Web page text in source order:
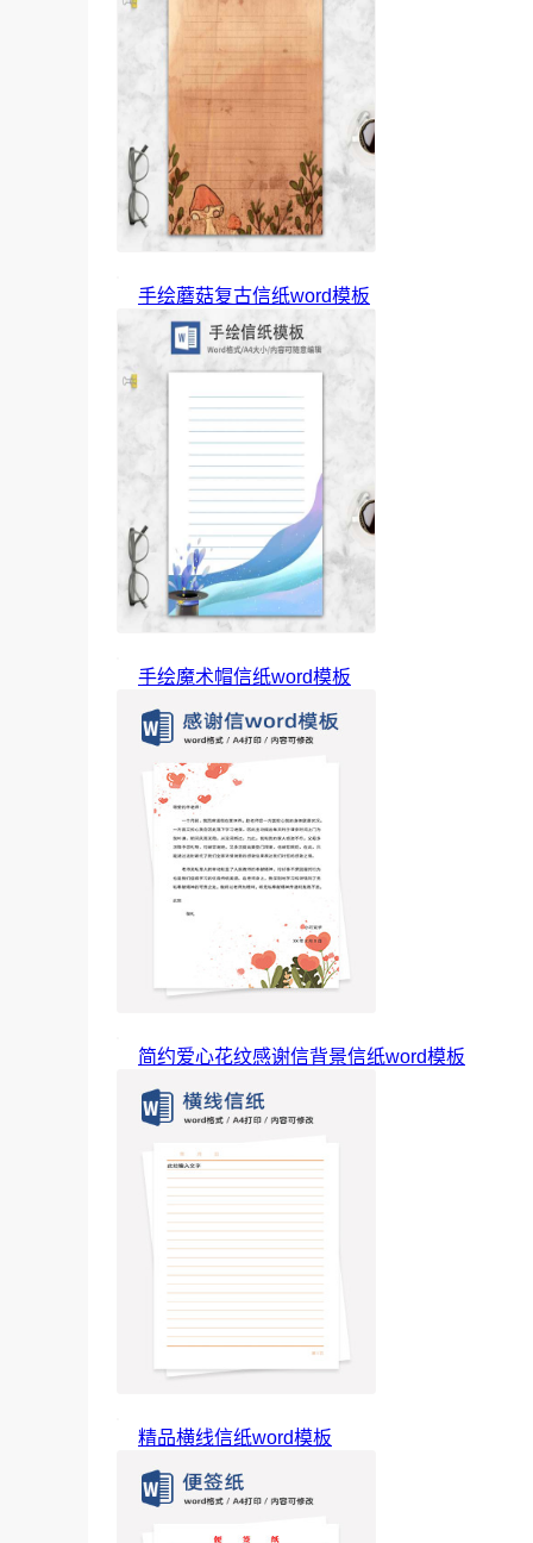
手绘蘑菇复古信纸word模板
手绘魔术帽信纸word模板
简约爱心花纹感谢信背景信纸word模板
精品横线信纸word模板